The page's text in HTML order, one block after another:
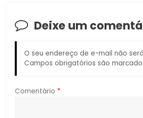
o
d
e
P
Deixe um
O seu endereço de e-mail não
Campos obrigatórios são
Comentário *